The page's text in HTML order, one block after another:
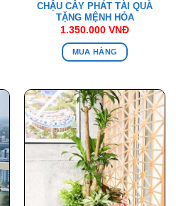
CHẬU CÂY PHÁT TÀI QUÀ
TẶNG MỆNH HỎA
1.350.000 VNĐ
MUA HÀNG